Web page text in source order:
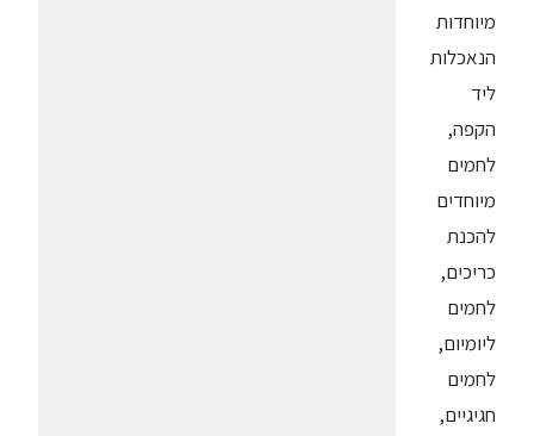
מיוחדות
הנאכלות
ליד
הקפה,
לחמים
מיוחדים
להכנת
כריכים,
לחמים
ליומיום,
לחמים
חגיגיים,